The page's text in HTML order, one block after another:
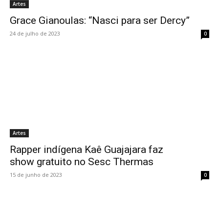
Artes
Grace Gianoulas: “Nasci para ser Dercy”
24 de julho de 2023 0
Artes
Rapper indígena Kaê Guajajara faz
show gratuito no Sesc Thermas
15 de junho de 2023 0